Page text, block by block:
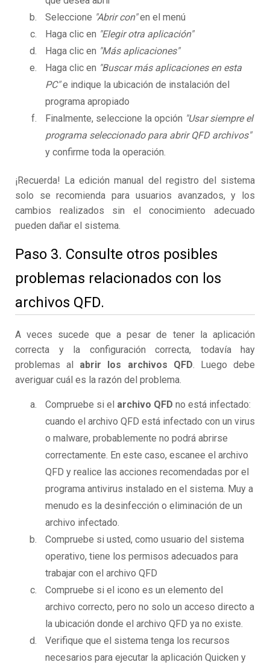
Seleccione "Abrir con"en el menú
Haga clic en "Elegir otra aplicación"
Haga clic en "Más aplicaciones"
Haga clic en "Buscar más aplicaciones en esta
PC"e indique la ubicación de instalación del
programa apropiado
Finalmente, seleccione la opción "Usar siempre el
programa seleccionado para abrir QFD archivos"
y confirme toda la operación.
¡Recuerda! La edición manual del registro del sistema
solo se recomienda para usuarios avanzados, y los
cambios realizados sin el conocimiento adecuado
pueden dañar el sistema.
Paso 3. Consulte otros posibles
problemas relacionados con los
archivos QFD.
A veces sucede que a pesar de tener la aplicación
correcta y la configuración correcta, todavía hay
problemas al abrir los archivos QFD. Luego debe
averiguar cuál es la razón del problema.
Compruebe si el archivo QFD no está infectado:
cuando el archivo QFD está infectado con un virus
o malware, probablemente no podrá abrirse
correctamente. En este caso, escanee el archivo
QFD y realice las acciones recomendadas por el
programa antivirus instalado en el sistema. Muy a
menudo es la desinfección o eliminación de un
archivo infectado.
Compruebe si usted, como usuario del sistema
operativo, tiene los permisos adecuados para
trabajar con el archivo QFD
Compruebe si el icono es un elemento del
archivo correcto, pero no solo un acceso directo a
la ubicación donde el archivo QFD ya no existe.
Verifique que el sistema tenga los recursos
necesarios para ejecutar la aplicación Quicken y